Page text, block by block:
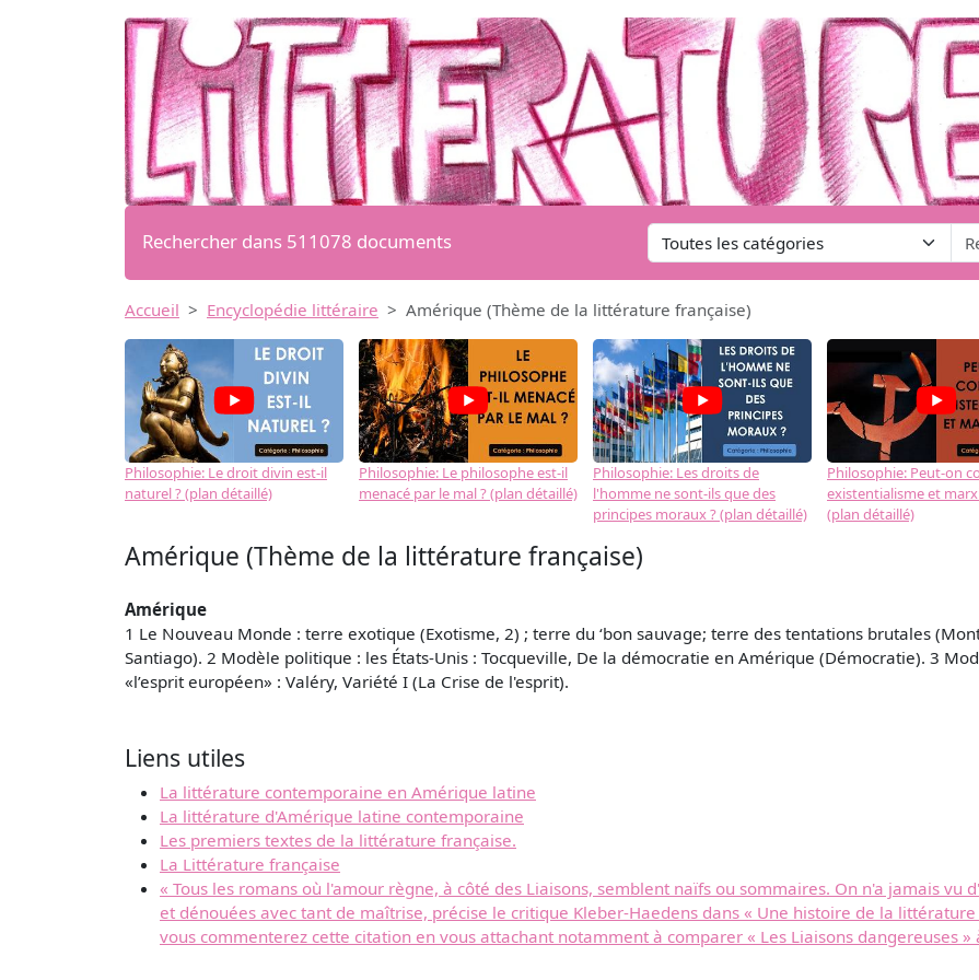
Rechercher dans 511078 documents
Accueil Encyclopédie littéraire Amérique (Thème de la littérature française)
Philosophie: Le droit divin est-il
naturel ? (plan détaillé)
Philosophie: Le philosophe est-il
menacé par le mal ? (plan détaillé)
Philosophie: Les droits de
l'homme ne sont-ils que des
principes moraux ? (plan détaillé)
Philosophie: Peut-on
existentialisme et
(plan détaillé)
Amérique (Thème de la littérature française)
Amérique
1 Le Nouveau Monde : terre exotique (Exotisme, 2) ; terre du ‘bon sauvage; terre des tentations brutales
Santiago). 2 Modèle politique : les États-Unis : Tocqueville, De la démocratie en Amérique (Démocratie). 3
«l’esprit européen» : Valéry, Variété I (La Crise de l'esprit).
Liens utiles
La littérature contemporaine en Amérique latine
La littérature d'Amérique latine contemporaine
Les premiers textes de la littérature française.
La Littérature française
« Tous les romans où l'amour règne, à côté des Liaisons, semblent naïfs ou sommaires. On n'a jamais
et dénouées avec tant de maîtrise, précise le critique Kleber-Haedens dans « Une histoire de la
vous commenterez cette citation en vous attachant notamment à comparer « Les Liaisons dangereuses